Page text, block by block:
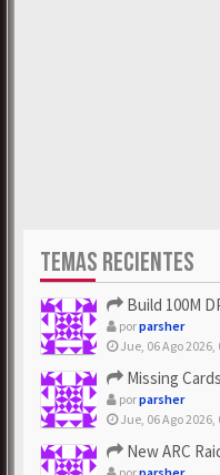
TEMAS RECIENTES
Build 100M DPS
porparsher
Jue, 06 Ago 2026,
Missing Cards?
porparsher
Jue, 06 Ago 2026,
New ARC Raiders